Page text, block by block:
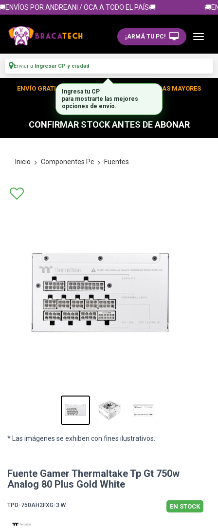
POR ANDREANI / OCA A TODO EL PAÍS🚚
¡ARMÁ TU PC!
Enviar a Ingresar CP y ciudad
ENVÍO GRATIS DENTRO DE CABA EN TUS COMPRAS MAYORES
A $300.000
CONFIRMAR STOCK ANTES DE ABONAR
Inicio Componentes Pc Fuentes
* Las imágenes se exhiben con fines ilustrativos.
Fuente Gamer Thermaltake Tp Gt 750w
Analog 80 Plus Gold White
TPD-750AH2FXG-3 W EN STOCK